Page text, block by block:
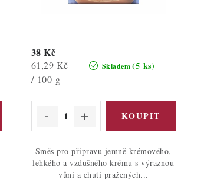
Skladem(5 ks)
38 Kč
Měrná
cena:
61,29 Kč
/ 100 g
Směs pro přípravu jemně krémového,
lehkého a vzdušného krému s výraznou
vůní a chutí pražených...